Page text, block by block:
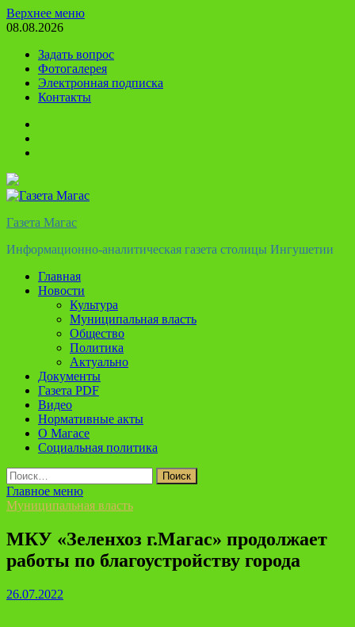
Перейти
к
Верхнее меню
08.08.2026
Задать вопрос
Фотогалерея
Электронная подписка
Контакты
Газета Магас
Информационно-аналитическая газета столицы Ингушетии
Главная
Новости
Культура
Муниципальная власть
Общество
Политика
Актуально
Документы
Газета PDF
Видео
Нормативные акты
О Магасе
Социальная политика
Найти:
Главное меню
Муниципальная власть
МКУ «Зеленхоз г.Магас» продолжает
работы по благоустройству города
26.07.2022